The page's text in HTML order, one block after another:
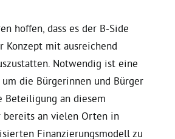
hoffen, dass es der B-Side
Konzept mit ausreichend
Notwendig ist eine
um die Bürgerinnen und Bürger
Beteiligung an diesem
bereits an vielen Orten in
Finanzierungsmodell zu